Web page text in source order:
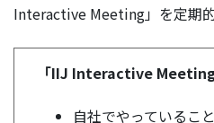
Interactive Meeting」を定期的
「IIJ Interactive
自社でやっているこ